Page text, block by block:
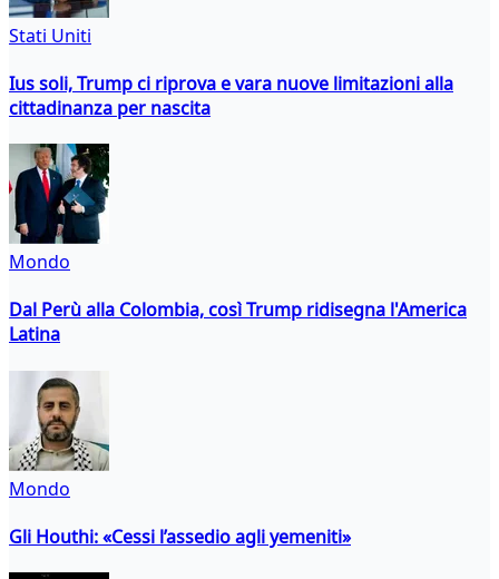
Stati Uniti
Ius soli, Trump ci riprova e vara nuove limitazioni alla
cittadinanza per nascita
Mondo
Dal Perù alla Colombia, così Trump ridisegna l'America
Latina
Mondo
Gli Houthi: «Cessi l’assedio agli yemeniti»